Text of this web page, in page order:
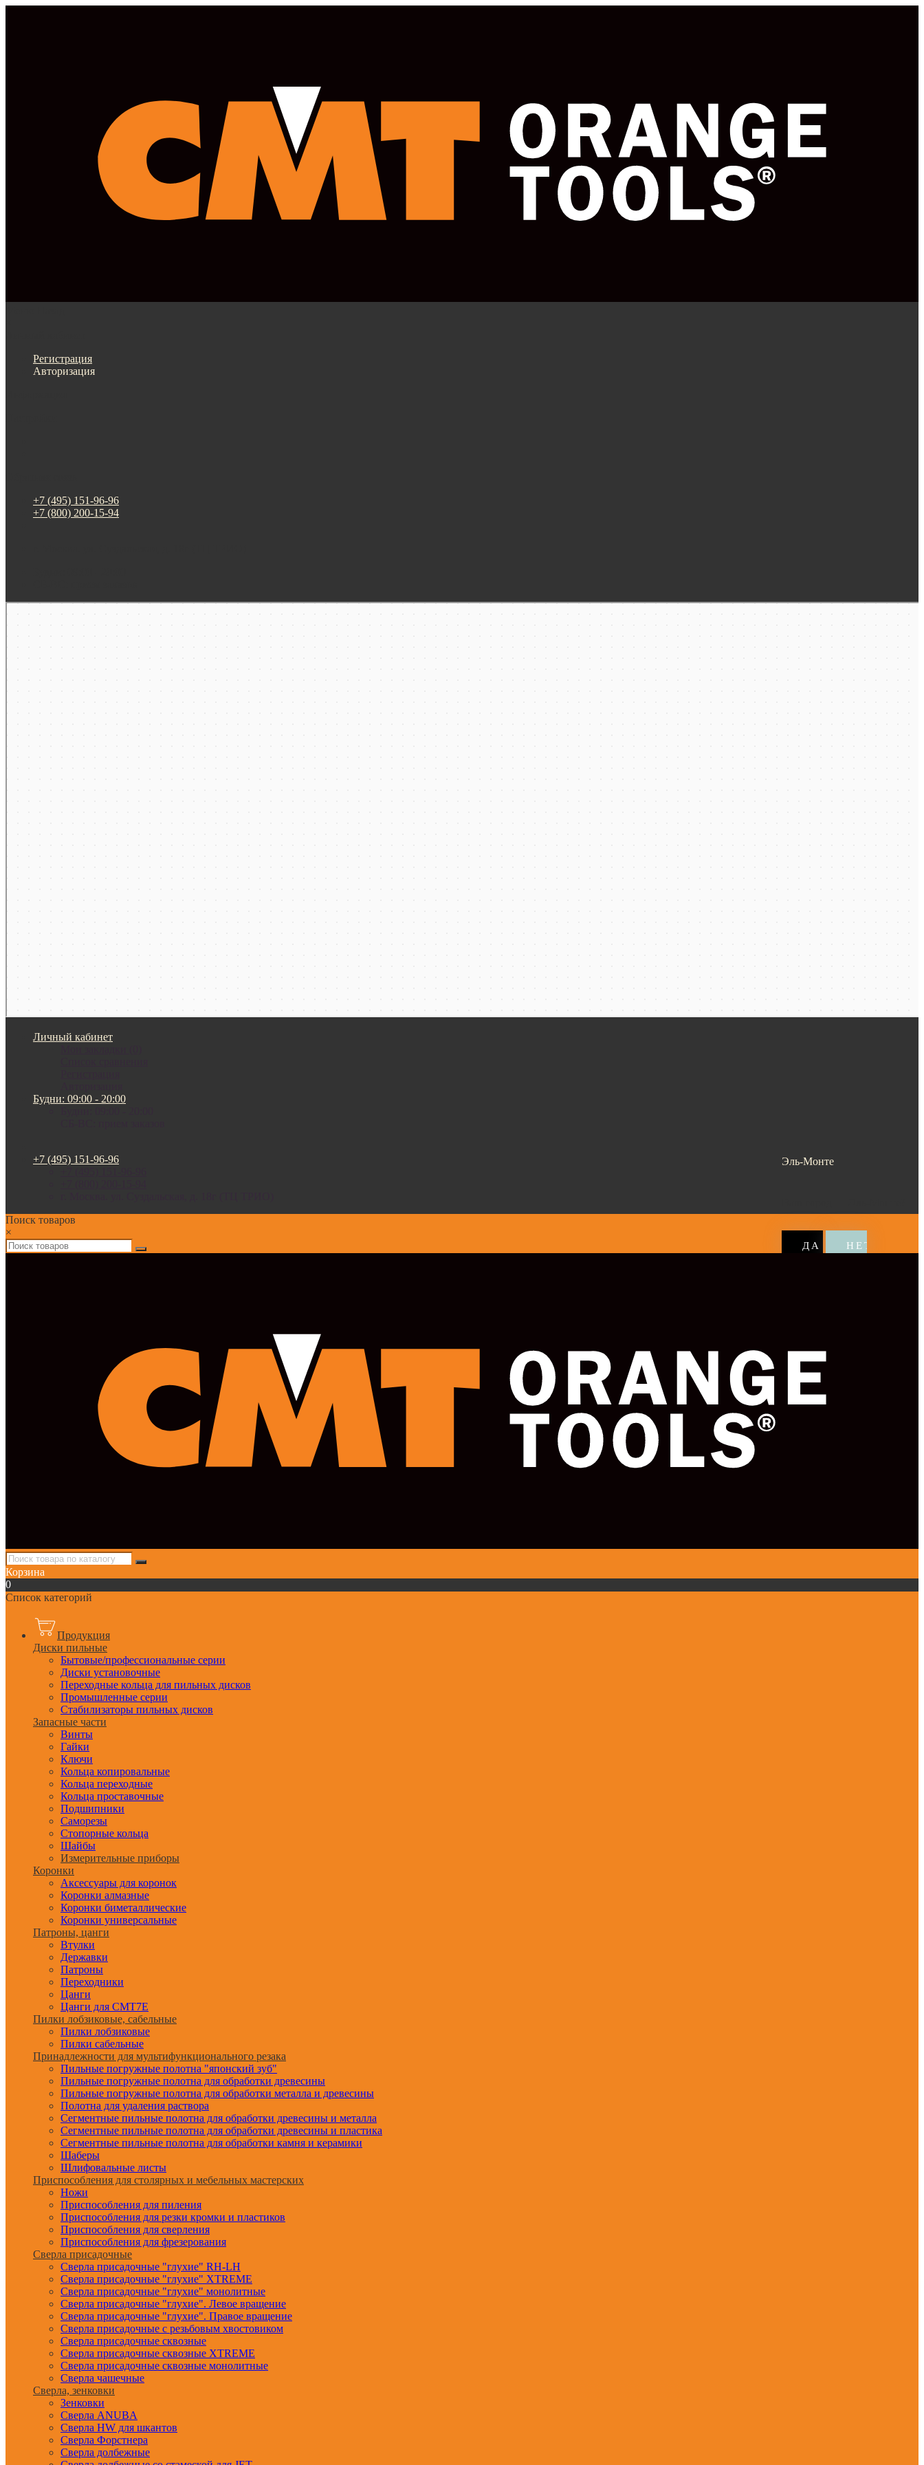
Регистрация
Авторизация
+7 (495) 151-96-96
+7 (800) 200-15-94
Москва
Личный кабинет
Будни: 09:00 - 20:00
Эль-Монте
+7 (495) 151-96-96
Поиск товаров
×
Корзина
0
Список категорий
Продукция
Диски пильные
Бытовые/профессиональные серии
Диски установочные
Переходные кольца для пильных дисков
Промышленные серии
Стабилизаторы пильных дисков
Запасные части
Винты
Гайки
Ключи
Кольца копировальные
Кольца переходные
Кольца проставочные
Подшипники
Саморезы
Стопорные кольца
Шайбы
Измерительные приборы
Коронки
Аксессуары для коронок
Коронки алмазные
Коронки биметаллические
Коронки универсальные
Патроны, цанги
Втулки
Державки
Патроны
Переходники
Цанги
Цанги для CMT7E
Пилки лобзиковые, сабельные
Пилки лобзиковые
Пилки сабельные
Принадлежности для мультифункционального резака
Пильные погружные полотна "японский зуб"
Пильные погружные полотна для обработки древесины
Пильные погружные полотна для обработки металла и древесины
Полотна для удаления раствора
Сегментные пильные полотна для обработки древесины и металла
Сегментные пильные полотна для обработки древесины и пластика
Сегментные пильные полотна для обработки камня и керамики
Шаберы
Шлифовальные листы
Приспособления для столярных и мебельных мастерских
Ножи
Приспособления для пиления
Приспособления для резки кромки и пластиков
Приспособления для сверления
Приспособления для фрезерования
Сверла присадочные
Сверла присадочные "глухие" RH-LH
Сверла присадочные "глухие" XTREME
Сверла присадочные "глухие" монолитные
Сверла присадочные "глухие". Левое вращение
Сверла присадочные "глухие". Правое вращение
Сверла присадочные с резьбовым хвостовиком
Сверла присадочные сквозные
Сверла присадочные сквозные XTREME
Сверла присадочные сквозные монолитные
Сверла чашечные
Сверла, зенковки
Зенковки
Сверла ANUBA
Сверла HW для шкантов
Сверла Форстнера
Сверла долбежные